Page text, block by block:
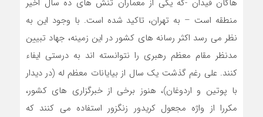
هاکان فیدان -که یکی از معماران تنش های ده سال اخیر
منطقه است – به تهران، تاکید شده است. با وجود این به
نظر می رسد اکثر رسانه های کشور در این زمینه، جهاد تبیین
مدنظر مقام معظم رهبری را نتوانسته اند به درستی ایفاء
کنند. علی رغم گذشت یک سال از بیایانات معظم له (در دیدار
با پوتین و اردوغان)، هنوز برخی از خبرگزاری های کشور،
مکررا از واژه مجعول کریدور زنگزور استفاده می کنند که